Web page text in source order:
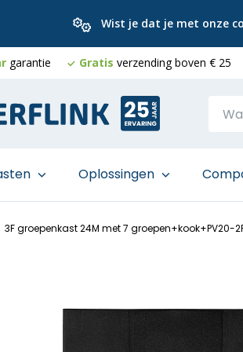
Wist je dat je met onze
garantie Gratis verzending boven € 25
Oplossingen
3F groepenkast 24M met 7 groepen+kook+PV20-